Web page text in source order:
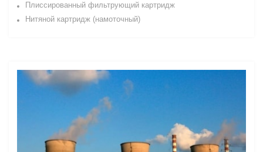
Плиссированный фильтрующий картридж
Нитяной картридж (намоточный)